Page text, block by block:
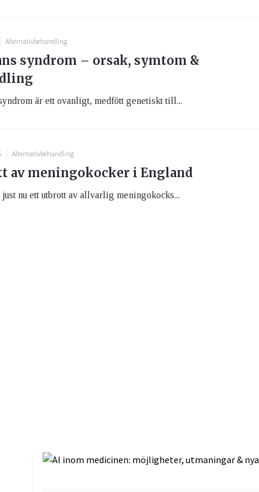
Alternativbehandling
syndrom – orsak, symtom &
är ett ovanligt, medfött genetiskt till...
Alternativbehandling
av meningokocker i England
nu ett utbrott av allvarlig meningokocks...